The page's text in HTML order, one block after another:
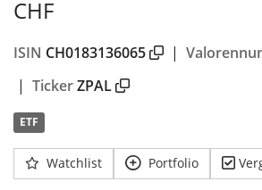
CHF
ISIN CH0183136065 |
| TickerZPAL
ETF
Watchlist Portfolio